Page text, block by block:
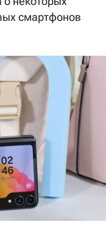
смартфонов